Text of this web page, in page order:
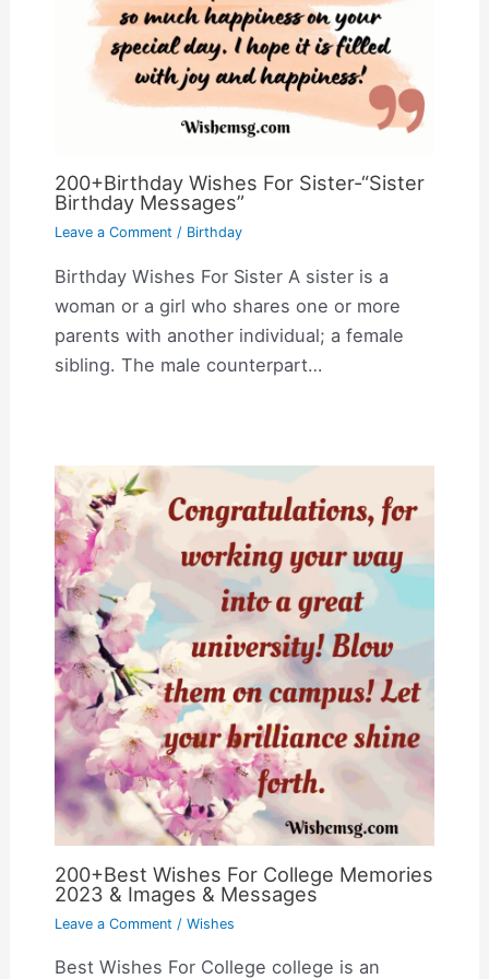
200+Birthday Wishes For Sister-“Sister
Birthday Messages”
Leave a Comment / Birthday
Birthday Wishes For Sister A sister is a
woman or a girl who shares one or more
parents with another individual; a female
sibling. The male counterpart…
200+Best Wishes For College Memories
2023 & Images & Messages
Leave a Comment / Wishes
Best Wishes For College college is an